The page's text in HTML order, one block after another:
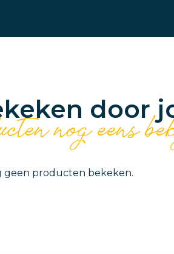
door
nog eens
geen producten bekeken.